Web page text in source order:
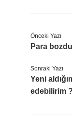
Önceki Yazı
Para
Sonraki Yazı
Yeni
edebilirim ?